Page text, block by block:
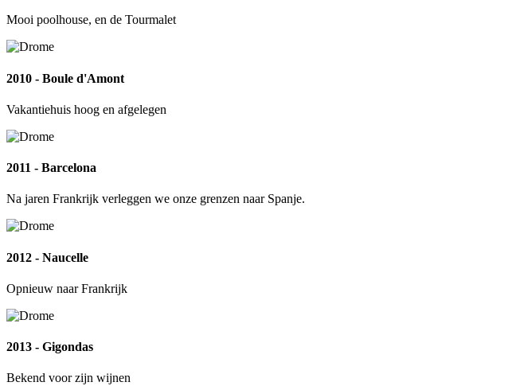
Mooi poolhouse, en de Tourmalet
2010 - Boule d'Amont
Vakantiehuis hoog en afgelegen
2011 - Barcelona
Na jaren Frankrijk verleggen we onze grenzen naar Spanje.
2012 - Naucelle
Opnieuw naar Frankrijk
2013 - Gigondas
Bekend voor zijn wijnen